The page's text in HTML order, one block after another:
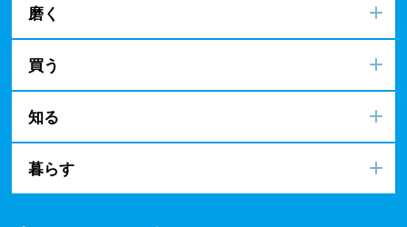
磨く
買う
知る
暮らす